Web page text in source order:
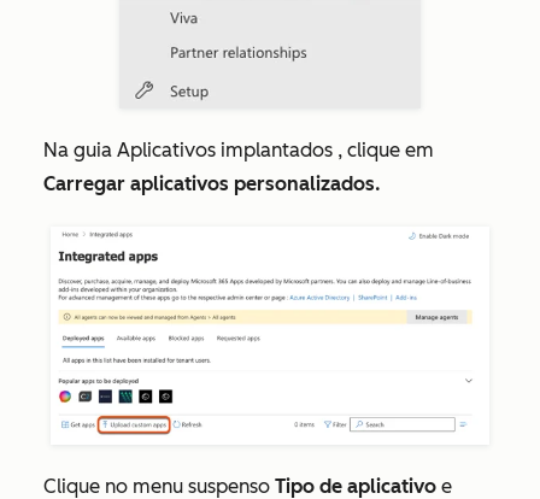
Na guia Aplicativos implantados , clique em
Carregar aplicativos personalizados.
Clique no menu suspenso Tipo de aplicativo e